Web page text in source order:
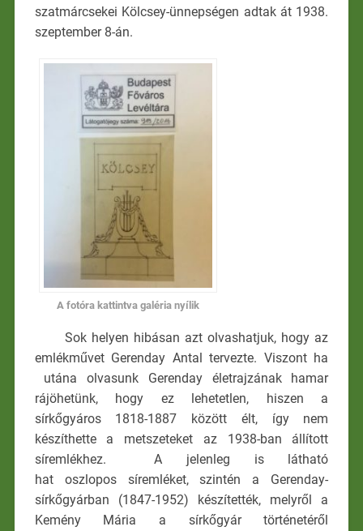
szatmárcsekei Kölcsey-ünnepségen adtak át 1938.
szeptember 8-án.
A fotóra kattintva galéria nyílik
Sok helyen hibásan azt olvashatjuk, hogy az
emlékművet Gerenday Antal tervezte. Viszont ha
utána olvasunk Gerenday életrajzának hamar
rájöhetünk, hogy ez lehetetlen, hiszen a
sírkőgyáros 1818-1887 között élt, így nem
készíthette a metszeteket az 1938-ban állított
síremlékhez. A jelenleg is látható
hat oszlopos síremléket, szintén a Gerenday-
sírkőgyárban (1847-1952) készítették, melyről a
Kemény Mária a sírkőgyár történetéről